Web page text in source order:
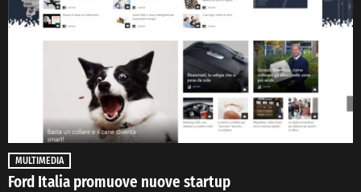
MULTIMEDIA
Ford Italia promuove nuove startup